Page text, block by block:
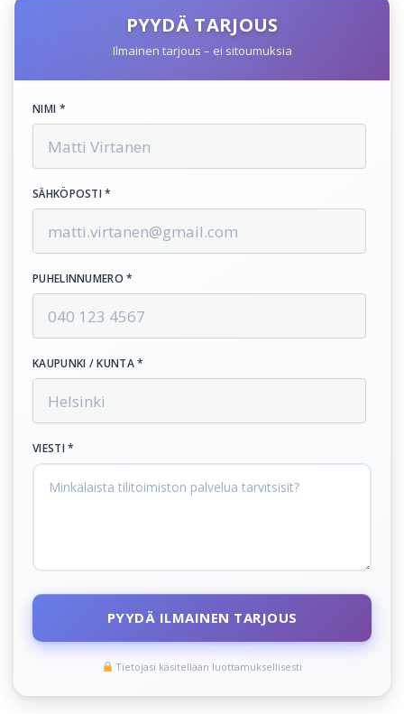
PYYDÄ TARJOUS
Ilmainen tarjous – ei sitoumuksia
NIMI *
SÄHKÖPOSTI *
PUHELINNUMERO *
KAUPUNKI / KUNTA *
VIESTI *
PYYDÄ ILMAINEN TARJOUS
Tietojasi käsitellään luottamuksellisesti